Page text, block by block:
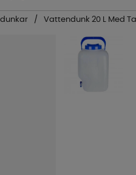
Vattendunk 20 L Med